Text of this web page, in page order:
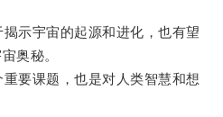
宇宙的起源和进化，也有望
奥秘。
课题，也是对人类智慧和想